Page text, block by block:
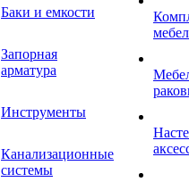
Баки и емкости
Запорная
арматура
Инструменты
Канализационные
системы